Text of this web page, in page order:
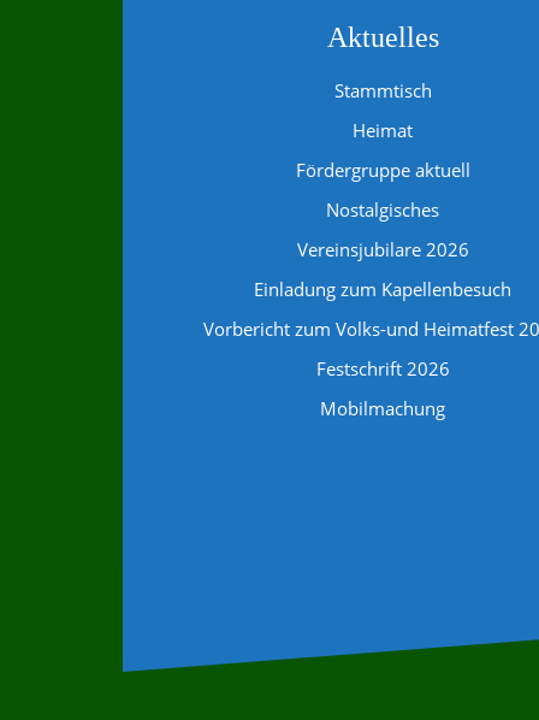
Aktuelles
Stammtisch
Heimat
Fördergruppe aktuell
Nostalgisches
Vereinsjubilare 2026
Einladung zum Kapellenbesuch
Vorbericht zum Volks-und Heimatfest
Festschrift 2026
Mobilmachung